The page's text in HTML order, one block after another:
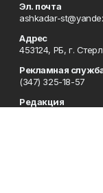
Эл. почта
ashkadar-
Адрес
453124, РБ, г.
Рекламная
(347) 325-18-57
Редакция